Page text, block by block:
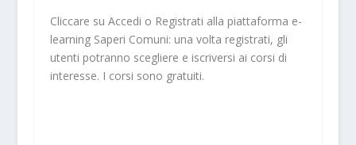
Cliccare su Accedi o Registrati alla piattaforma e-
learning Saperi Comuni: una volta registrati, gli
utenti potranno scegliere e iscriversi ai corsi di
interesse. I corsi sono gratuiti.